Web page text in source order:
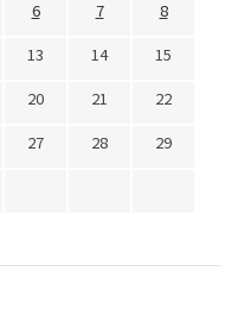
6 7
8
13 14
15
20 21
22
27 28
29